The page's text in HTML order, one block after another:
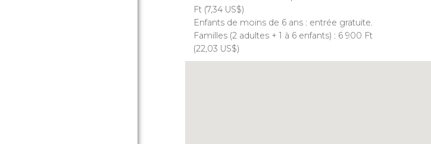
Ft (7,34 US$)
Enfants de moins de 6 ans : entrée gratuite.
Familles (2 adultes + 1 à 6 enfants) : 6 900 Ft
(22,03 US$)